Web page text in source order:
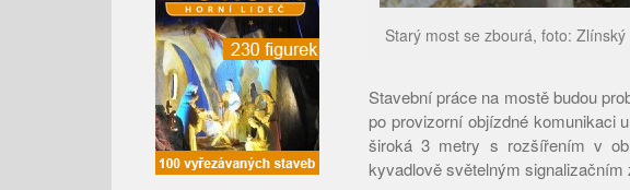
Starý most se zbourá, foto: Zlínský
Stavební práce na mostě budou
po provizorní objízdné komunikaci
široká 3 metry s rozšířením v
kyvadlově světelným signalizačním